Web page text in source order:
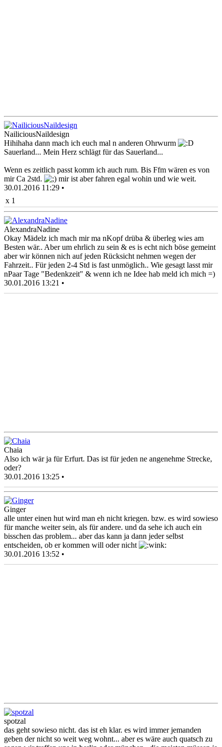
NailiciousNaildesign
Hihihaha dann mach ich euch mal n anderen Ohrwurm
Sauerland... Mein Herz schlägt für das Sauerland...
Wenn es zeitlich passt komm ich auch rum. Bis Ffm wären es von
mir Ca 2std.
mir ist aber fahren egal wohin und wie weit.
30.01.2016 11:29 •
x 1
AlexandraNadine
Okay Mädelz ich mach mir ma nKopf drüba & überleg wies am
Besten wär.. Aber um ehrlich zu sein & es is echt nich böse gemeint
aber wir können nich auf jeden Rücksicht nehmen wegen der
Fahrzeit.. Für jeden 2-4 Std is fast unmöglich.. Wie gesagt lasst mir
nPaar Tage "Bedenkzeit" & wenn ich ne Idee hab meld ich mich =)
30.01.2016 13:21 •
Chaia
Also ich wär ja für Erfurt. Das ist für jeden ne angenehme Strecke,
oder?
30.01.2016 13:25 •
Ginger
alle unter einen hut wird man eh nicht kriegen. bzw. es wird sowieso
für manche weiter sein, als für andere. und da sehe ich auch ein
bisschen das problem... aber das kann ja dann jeder selbst
entscheiden, ob er kommen will oder nicht
30.01.2016 13:52 •
spotzal
das geht sowieso nicht. das ist eh klar. es wird immer jemanden
geben der nicht so weit weg wohnt... aber es wäre auch quatsch zu